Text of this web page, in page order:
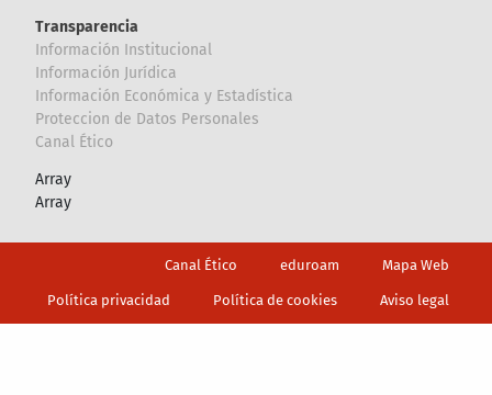
Transparencia
Información Institucional
Información Jurídica
Información Económica y Estadística
Proteccion de Datos Personales
Canal Ético
Array
Array
Canal Ético eduroam Mapa Web
Política privacidad Política de cookies Aviso legal